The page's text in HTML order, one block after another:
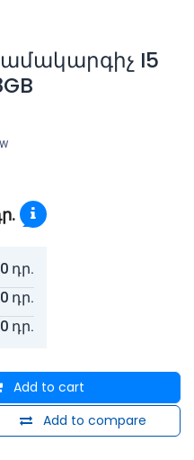
I5
դր.
դր.
դր.
Add to cart
Add to compare